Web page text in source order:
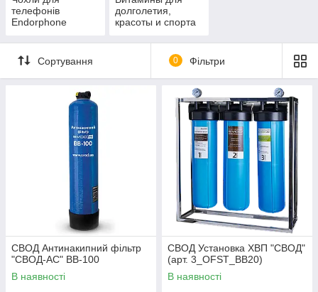
телефонів
Endorphone
долголетия,
красоты и спорта
Сортування 0 Фільтри
СВОД Антинакипний фільтр
"СВОД-АС" BB-100
В наявності
СВОД Установка ХВП "СВОД"
(арт. 3_OFST_BB20)
В наявності